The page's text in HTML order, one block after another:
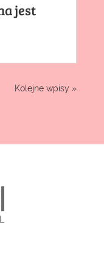
jest
Kolejne wpisy »